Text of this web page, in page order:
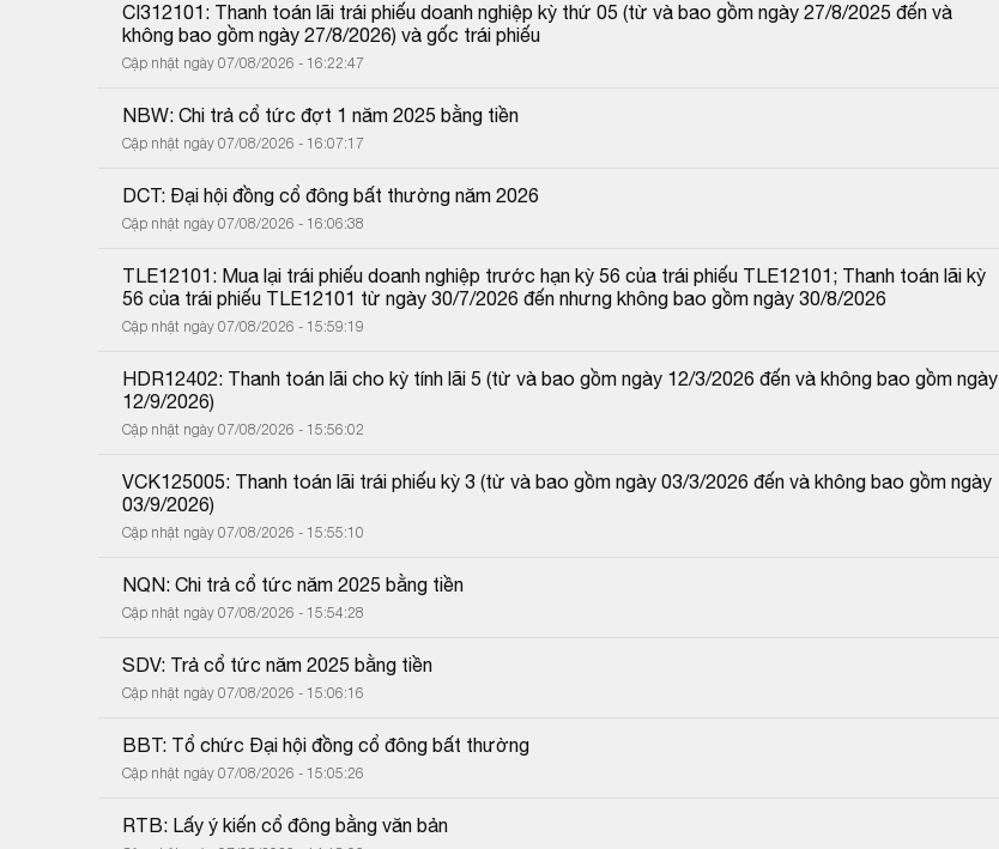
CI312101: Thanh toán lãi trái phiếu doanh nghiệp kỳ thứ 05 (từ và bao gồm ngày 27/8/2025 đến và
không bao gồm ngày 27/8/2026) và gốc trái phiếu
Cập nhật ngày 07/08/2026 - 16:22:47
NBW: Chi trả cổ tức đợt 1 năm 2025 bằng tiền
Cập nhật ngày 07/08/2026 - 16:07:17
DCT: Đại hội đồng cổ đông bất thường năm 2026
Cập nhật ngày 07/08/2026 - 16:06:38
TLE12101: Mua lại trái phiếu doanh nghiệp trước hạn kỳ 56 của trái phiếu TLE12101; Thanh toán lãi kỳ
56 của trái phiếu TLE12101 từ ngày 30/7/2026 đến nhưng không bao gồm ngày 30/8/2026
Cập nhật ngày 07/08/2026 - 15:59:19
HDR12402: Thanh toán lãi cho kỳ tính lãi 5 (từ và bao gồm ngày 12/3/2026 đến và không bao gồm ngày
12/9/2026)
Cập nhật ngày 07/08/2026 - 15:56:02
VCK125005: Thanh toán lãi trái phiếu kỳ 3 (từ và bao gồm ngày 03/3/2026 đến và không bao gồm ngày
03/9/2026)
Cập nhật ngày 07/08/2026 - 15:55:10
NQN: Chi trả cổ tức năm 2025 bằng tiền
Cập nhật ngày 07/08/2026 - 15:54:28
SDV: Trả cổ tức năm 2025 bằng tiền
Cập nhật ngày 07/08/2026 - 15:06:16
BBT: Tổ chức Đại hội đồng cổ đông bất thường
Cập nhật ngày 07/08/2026 - 15:05:26
RTB: Lấy ý kiến cổ đông bằng văn bản